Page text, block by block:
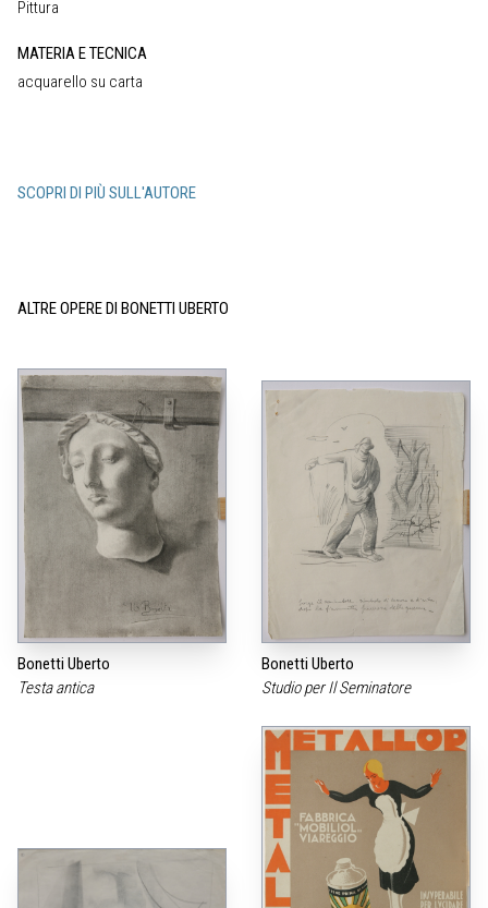
Pittura
MATERIA E TECNICA
acquarello su carta
SCOPRI DI PIÙ SULL'AUTORE
ALTRE OPERE DI BONETTI UBERTO
Bonetti Uberto
Testa antica
Bonetti Uberto
Studio per Il Seminatore